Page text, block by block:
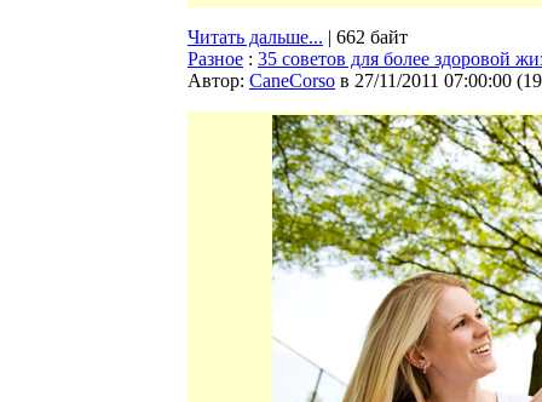
Читать дальше... | 662 байт
Разное : 35 советов для более здоровой
Автор: CaneCorso в 27/11/2011 07:00:00 (